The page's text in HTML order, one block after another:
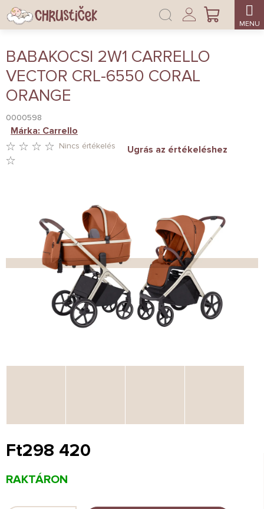
Ugrás
fő
KOSÁR
Bejelentkezés
BABAKOCSI 2W1 CARRELLO
VECTOR CRL-6550 CORAL
ORANGE
0000598
CSILLAG.
Nincs értékelés Ugrás az értékeléshez
Márka: Carrello
Ft298 420
Egységár:
RAKTÁRON